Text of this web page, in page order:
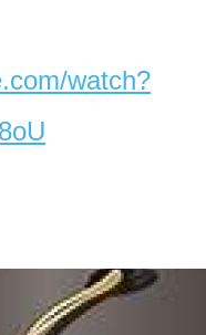
watch?